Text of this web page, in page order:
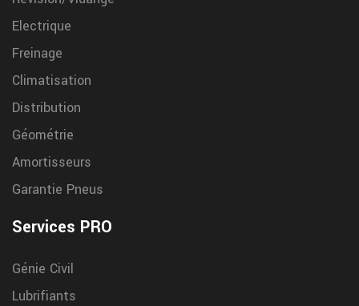
Electrique
Freinage
Climatisation
Distribution
Géométrie
Amortisseurs
Garantie Pneus
Services PRO
Génie Civil
Lubrifiants